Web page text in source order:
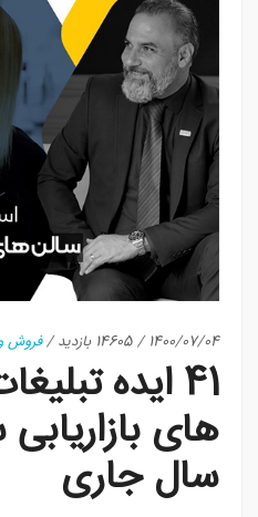
1400/07/04
/14605 بازدید /فروش و
41 ایده
های
سال جاری